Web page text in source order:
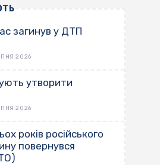
загинув у ДТП
2026
утворити
2026
років російського
повернувся